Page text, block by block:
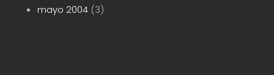
mayo 2004(3)